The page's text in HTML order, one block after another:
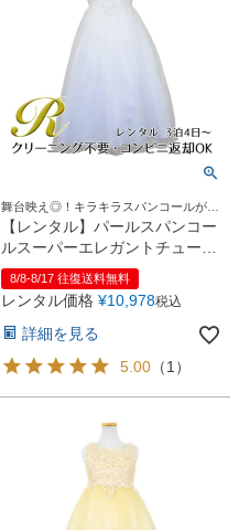
舞台映え◎！キラキラスパンコールがい
っぱいのドレス
【レンタル】パールスパンコー
ルスーパーエレガントチュール
子供ドレス(cdc5008)ホワイト
8/8-8/17 往復送料無料
レンタル価格 ¥10,978税込
詳細を見る
5.00 （1）